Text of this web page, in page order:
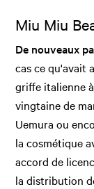
Miu Miu
De nouveaux
cas ce qu'avait
griffe italienne
vingtaine de
Uemura ou
la cosmétique
accord de
la distribution